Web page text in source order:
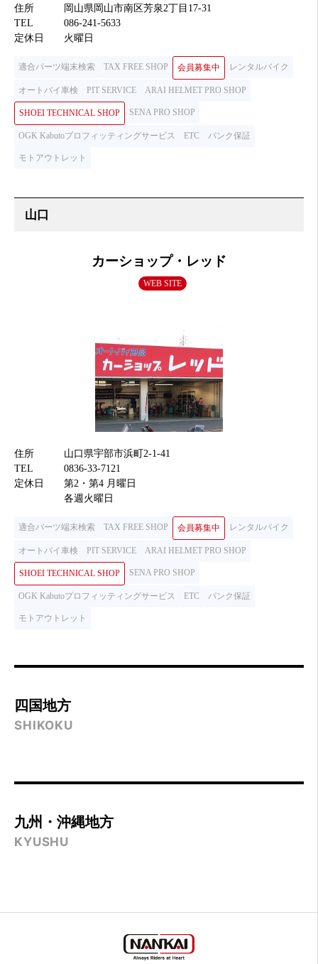
住所
岡山県岡山市南区芳泉2丁目17-31
TEL
086-241-5633
定休日
火曜日
適合パーツ端末検索 TAX FREE SHOP 会員募集中 レンタルバイク
オートバイ車検 PIT SERVICE ARAI HELMET PRO SHOP
SHOEI TECHNICAL SHOP SENA PRO SHOP
OGK Kabutoプロフィッティングサービス ETC パンク保証
モトアウトレット
カーショップ・レッド
WEB SITE
住所
山口県宇部市浜町2-1-41
TEL
0836-33-7121
定休日
第2・第4 月曜日
各週火曜日
適合パーツ端末検索 TAX FREE SHOP 会員募集中 レンタルバイク
オートバイ車検 PIT SERVICE ARAI HELMET PRO SHOP
SHOEI TECHNICAL SHOP SENA PRO SHOP
OGK Kabutoプロフィッティングサービス ETC パンク保証
モトアウトレット
四国地方
SHIKOKU
九州・沖縄地方
KYUSHU